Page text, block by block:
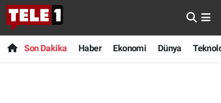
Son Dakika Haber Ekonomi Dünya
Anında Manşet
Başka Sohbetler
Son Dakika
Haber
Nöbetçi Eczaneler
Hava Durumu